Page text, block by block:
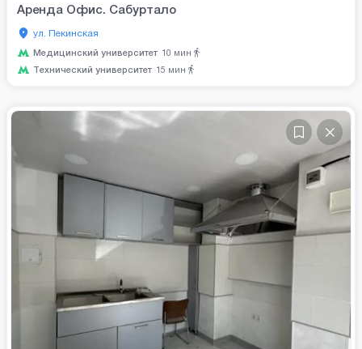
Аренда Офис. Сабуртало
ул. Пекинская
Медицинский университет 10 мин
Технический университет 15 мин